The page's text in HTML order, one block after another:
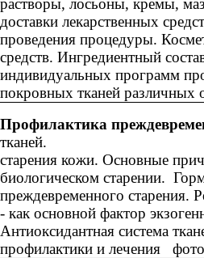
растворы, лосьоны, кремы,
доставки лекарственных
проведения процедуры.
средств. Ингредиентный
индивидуальных программ
покровных тканей различных
Профилактика
старения кожи. Основные
биологическом старении.
преждевременного старения.
- как основной фактор
Антиоксидантная система
профилактики и лечения